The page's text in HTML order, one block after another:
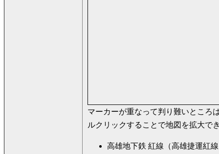
マーカーが重なって判り難いところ
ルクリックすることで地図を拡大で
高雄地下鉄 紅線（高雄捷運紅